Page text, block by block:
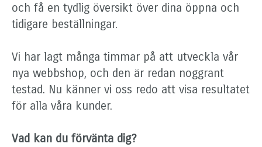
och få en tydlig översikt över dina öppna och
tidigare beställningar.
Vi har lagt många timmar på att utveckla vår
nya webbshop, och den är redan noggrant
testad. Nu känner vi oss redo att visa resultatet
för alla våra kunder.
Vad kan du förvänta dig?